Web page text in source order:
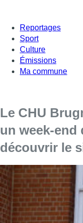
Reportages
Sport
Culture
Émissions
Ma commune
Le CHU
un week-end
découvrir le